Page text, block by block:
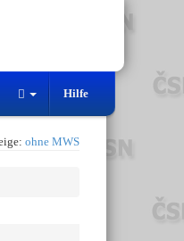
Hilfe
ohne MWS